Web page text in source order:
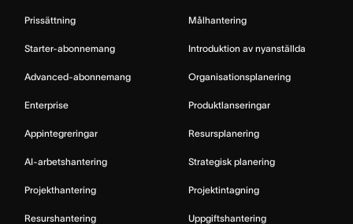
Prissättning
Starter-abonnemang
Advanced-abonnemang
Enterprise
Appintegreringar
AI-arbetshantering
Projekthantering
Resurshantering
Målhantering
Introduktion av nyanställda
Organisationsplanering
Produktlanseringar
Resursplanering
Strategisk planering
Projektintagning
Uppgiftshantering